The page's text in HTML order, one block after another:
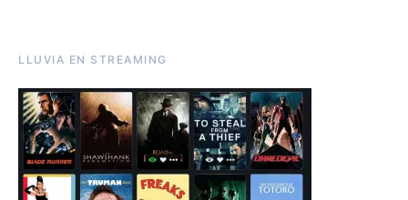
LLUVIA EN STREAMING